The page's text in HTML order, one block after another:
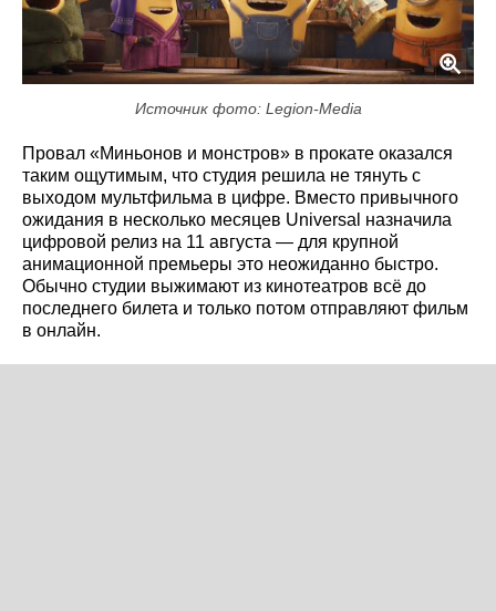
Источник фото: Legion-Media
Провал «Миньонов и монстров» в прокате оказался
таким ощутимым, что студия решила не тянуть с
выходом мультфильма в цифре. Вместо привычного
ожидания в несколько месяцев Universal назначила
цифровой релиз на 11 августа — для крупной
анимационной премьеры это неожиданно быстро.
Обычно студии выжимают из кинотеатров всё до
последнего билета и только потом отправляют фильм
в онлайн.